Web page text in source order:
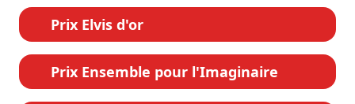
Prix Elvis d'or
Prix Ensemble pour l'Imaginaire